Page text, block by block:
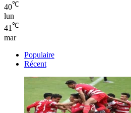
40℃
lun
41℃
mar
Populaire
Récent